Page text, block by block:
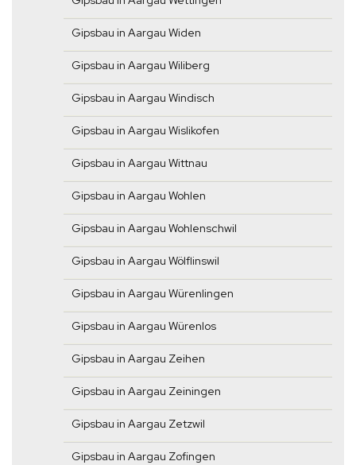
Gipsbau in Aargau Widen
Gipsbau in Aargau Wiliberg
Gipsbau in Aargau Windisch
Gipsbau in Aargau Wislikofen
Gipsbau in Aargau Wittnau
Gipsbau in Aargau Wohlen
Gipsbau in Aargau Wohlenschwil
Gipsbau in Aargau Wölflinswil
Gipsbau in Aargau Würenlingen
Gipsbau in Aargau Würenlos
Gipsbau in Aargau Zeihen
Gipsbau in Aargau Zeiningen
Gipsbau in Aargau Zetzwil
Gipsbau in Aargau Zofingen